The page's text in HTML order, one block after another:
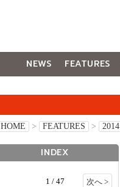
NEWS FEATURES
HOME > FEATURES > 2014
INDEX
1 / 47 次へ >